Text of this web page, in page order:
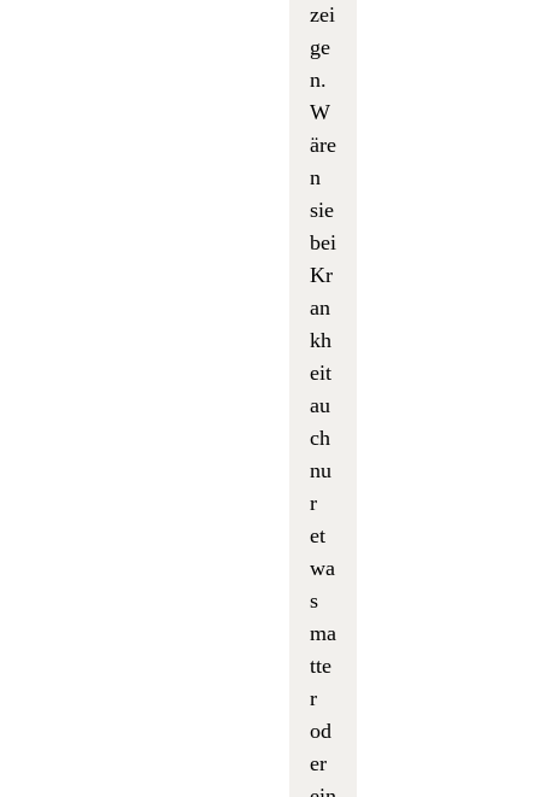
zei
ge
n.
W
äre
n
sie
bei
Kr
an
kh
eit
au
ch
nu
r
et
wa
s
ma
tte
r
od
er